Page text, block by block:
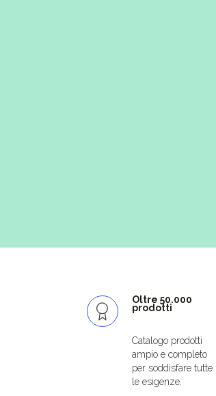
Oltre 50.000
prodotti
Catalogo prodotti
ampio e completo
per soddisfare tutte
le esigenze.